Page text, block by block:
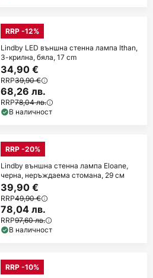
RRP -12%
Lindby LED външна стенна лампа Ithan,
3-крилна, бяла, 17 cm
34,90 €
RRP39,90 €
68,26 лв.
RRP78,04 лв.
В наличност
RRP -20%
Lindby външна стенна лампа Eloane,
черна, неръждаема стомана, 29 см
39,90 €
RRP49,90 €
78,04 лв.
RRP97,60 лв.
В наличност
RRP -10%